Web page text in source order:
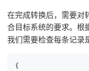
在完成转换后，需要对
合目标系统的要求。根
我们需要检查每条记录
{